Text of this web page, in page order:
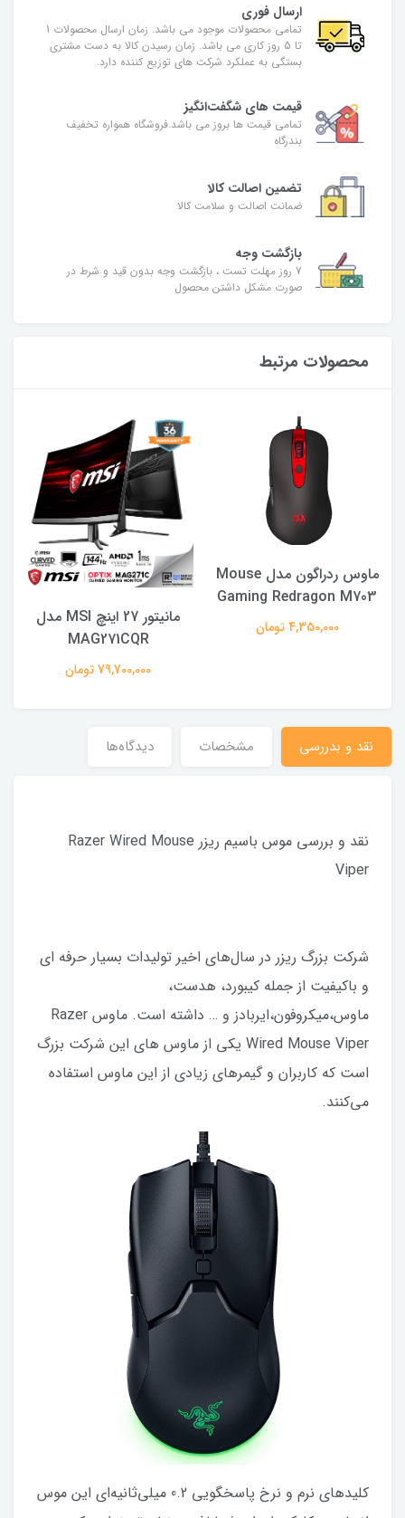
ارسال فوری
تمامی محصولات موجود می باشد. زمان ارسال محصولات 1
تا 5 روز کاری می باشد. زمان رسیدن کالا به دست مشتری
بستگی به عملکرد شرکت های توزیع کننده دارد.
قیمت های شگفت‌انگیز
تمامی قیمت ها بروز می باشد.فروشگاه همواره تخفیف
بندرگاه
تضمین اصالت کالا
ضمانت اصالت و سلامت کالا
بازگشت وجه
7 روز مهلت تست ، بازگشت وجه بدون قید و شرط در
صورت مشکل داشتن محصول
محصولات مرتبط
ماوس ردراگون مدل Mouse
Gaming Redragon M703
4,350,000 تومان
مانیتور 27 اینچ MSI مدل
MAG271CQR
79,700,000 تومان
نقد و بدررسی مشخصات دیدگاه‌ها
نقد و بررسی موس باسیم ریزر Razer Wired Mouse
Viper
شرکت بزرگ ریزر در سال‌های اخیر تولیدات بسیار حرفه ای
و باکیفیت از جمله کیبورد، هدست،
ماوس،میکروفون،ایربادز و … داشته است. ماوس Razer
Wired Mouse Viper یکی از ماوس های این شرکت بزرگ
است که کاربران و گیمرهای زیادی از این ماوس استفاده
می‌کنند.
کلیدهای نرم و نرخ پاسخگویی 0.2 میلی‌ثانیه‌ای این موس